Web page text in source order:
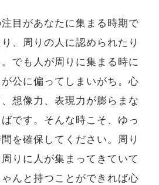
目があなたに集まる時期で
、周りの人に認められたり
でも人が周りに集まる時に
公に偏ってしまいがち。心
想像力、表現力が膨らまな
です。そんな時こそ、ゆっ
を確保してください。周り
りに人が集まってきていて
んと持つことができれば心